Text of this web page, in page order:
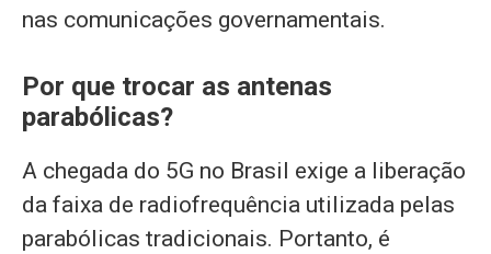
nas comunicações governamentais.
Por que trocar as antenas
parabólicas?
A chegada do 5G no Brasil exige a liberação
da faixa de radiofrequência utilizada pelas
parabólicas tradicionais. Portanto, é